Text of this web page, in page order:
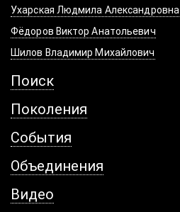
Ухарская Людмила Александровна
Фёдоров Виктор Анатольевич
Шилов Владимир Михайлович
Поиск
Поколения
События
Объединения
Видео